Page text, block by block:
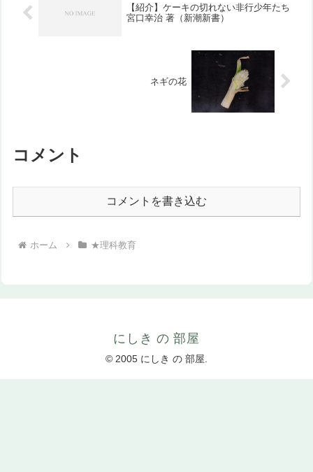
【紹介】ケーキの切れない非行少年たち
宮口幸治 著（新潮新書）
ネギの花
コメント
コメントを書き込む
ホーム ★理科教育
にしき の 部屋
© 2005 にしき の 部屋.